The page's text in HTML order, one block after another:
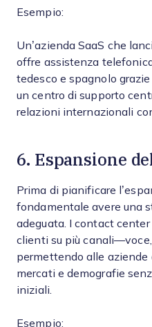
Esempio:
Un’azienda SaaS che
offre assistenza
tedesco e spagnolo
un centro di supporto
relazioni internazionali
6. Espansione
Prima di pianificare
fondamentale avere una
adeguata. I contact
clienti su più
permettendo alle aziende
mercati e demografie
iniziali.
Esempio: